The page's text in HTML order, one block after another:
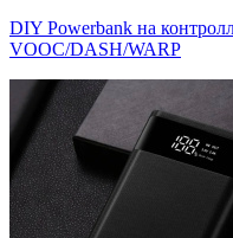
DIY Powerbank на
VOOC/DASH/WARP